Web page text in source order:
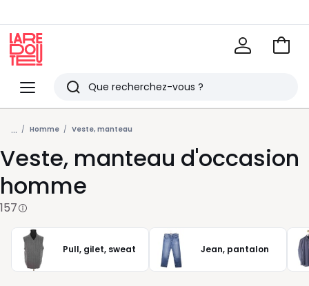
Menu
Redoute
Rechercher
Derniers
articles
vus
Voir
... Homme Veste, manteau
Veste, manteau d'occasion
homme
157
Pull, gilet, sweat Jean, pantalon